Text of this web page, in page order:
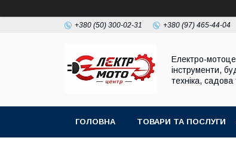
+380 (50) 300-02-31 +380 (97) 465-44-04
Електро-
інструменти,
техніка, садова
ГОЛОВНА ТОВАРИ ТА ПОСЛУГИ